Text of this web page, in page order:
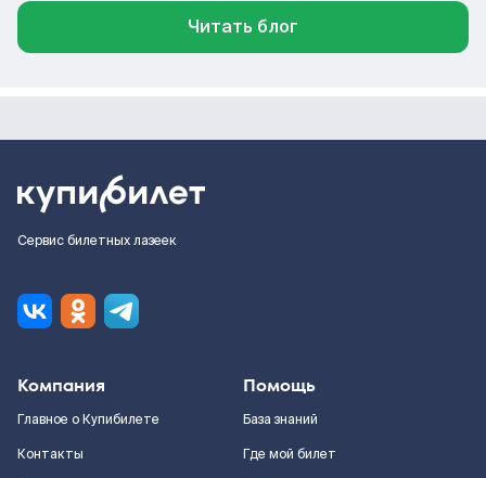
Читать блог
Сервис билетных лазеек
Компания
Главное о Купибилете
Контакты
Помощь
База знаний
Где мой билет